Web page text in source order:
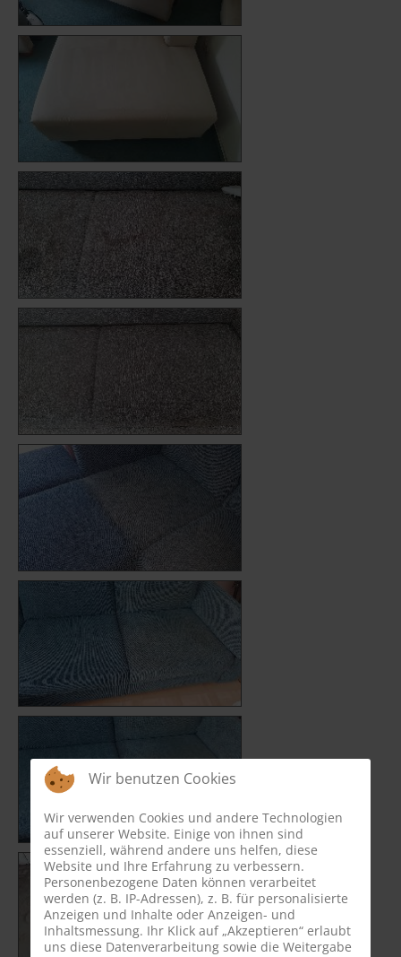
Wir benutzen Cookies
Wir verwenden Cookies und andere Technologien
auf unserer Website. Einige von ihnen sind
essenziell, während andere uns helfen, diese
Website und Ihre Erfahrung zu verbessern.
Personenbezogene Daten können verarbeitet
werden (z. B. IP-Adressen), z. B. für personalisierte
Anzeigen und Inhalte oder Anzeigen- und
Inhaltsmessung. Ihr Klick auf „Akzeptieren“ erlaubt
uns diese Datenverarbeitung sowie die Weitergabe